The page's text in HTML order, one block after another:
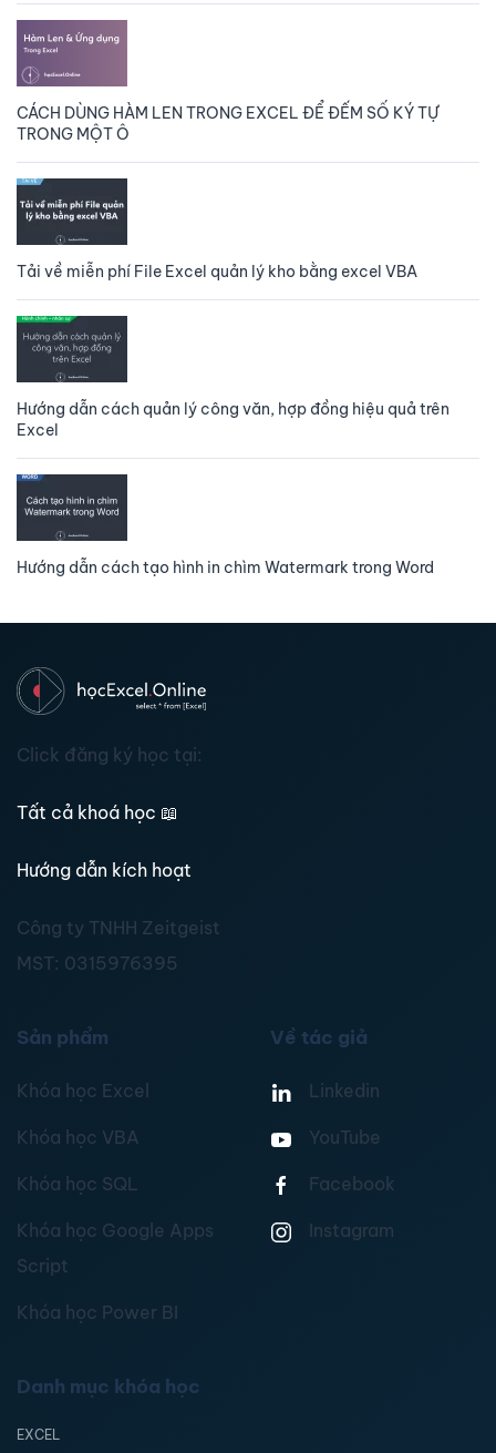
CÁCH DÙNG HÀM LEN TRONG EXCEL ĐỂ ĐẾM SỐ KÝ TỰ
TRONG MỘT Ô
Tải về miễn phí File Excel quản lý kho bằng excel VBA
Hướng dẫn cách quản lý công văn, hợp đồng hiệu quả trên
Excel
Hướng dẫn cách tạo hình in chìm Watermark trong Word
Click đăng ký học tại:
Tất cả khoá học 📖
Hướng dẫn kích hoạt
Công ty TNHH Zeitgeist
MST: 0315976395
Sản phẩm
Khóa học Excel
Khóa học VBA
Khóa học SQL
Khóa học Google Apps
Script
Khóa học Power BI
Về tác giả
Linkedin
YouTube
Facebook
Instagram
Danh mục khóa học
EXCEL